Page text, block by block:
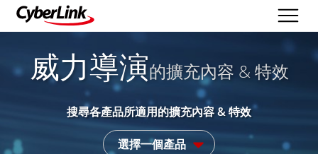
威力導演的擴充內容 & 特效
搜尋各產品所適用的擴充內容 & 特效
選擇一個產品